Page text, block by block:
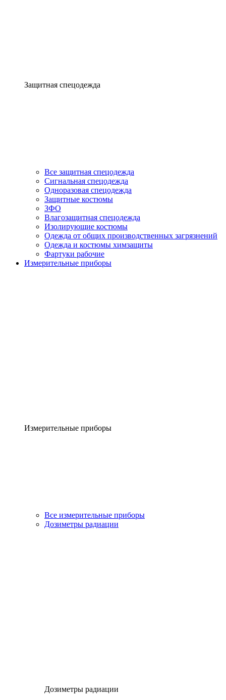
Защитная спецодежда
Все защитная спецодежда
Сигнальная спецодежда
Одноразовая спецодежда
Защитные костюмы
ЗФО
Влагозащитная спецодежда
Изолирующие костюмы
Одежда от общих производственных загрязнений
Одежда и костюмы химзащиты
Фартуки рабочие
Измерительные приборы
Измерительные приборы
Все измерительные приборы
Дозиметры радиации
Дозиметры радиации